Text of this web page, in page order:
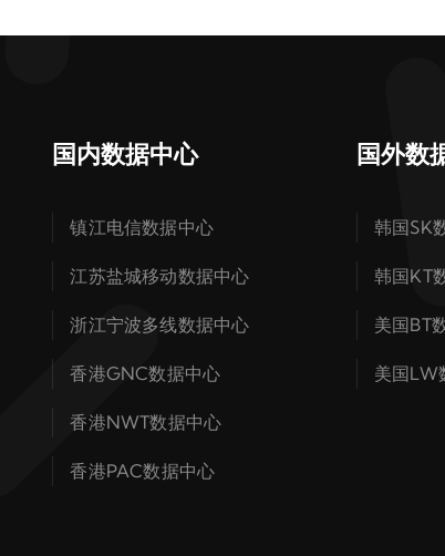
国内数据中心
镇江电信数据中心
江苏盐城移动数据中心
浙江宁波多线数据中心
香港GNC数据中心
香港NWT数据中心
香港PAC数据中心
国外数
韩国SK
韩国KT
美国BT
美国LW